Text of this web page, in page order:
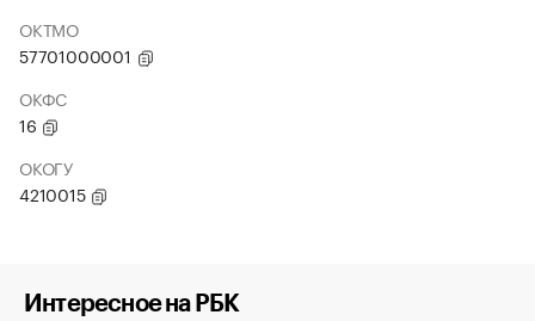
ОКТМО
57701000001
ОКФС
16
ОКОГУ
4210015
Интересное на РБК